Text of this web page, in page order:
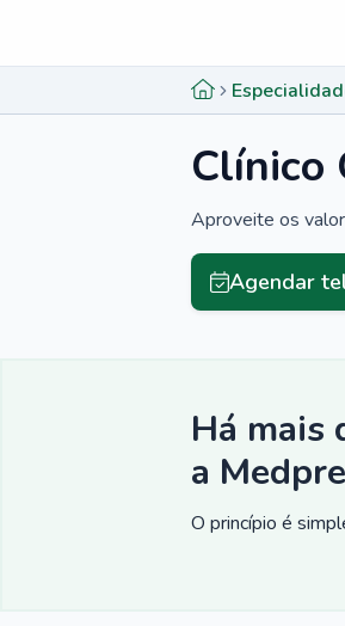
Clínico
Aproveite os
Agendar
Há mais
a
O princípio é